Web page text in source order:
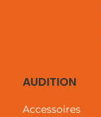
AUDITION
Accessoires